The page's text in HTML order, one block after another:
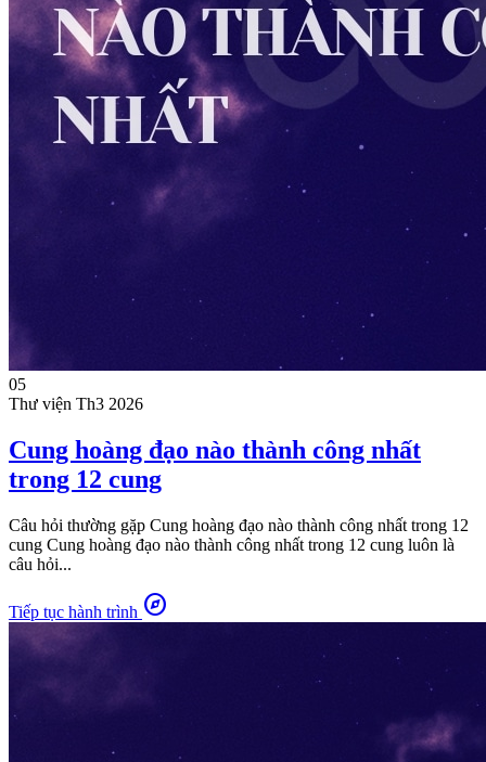
05
Thư viện Th3 2026
Cung hoàng đạo nào thành công nhất
trong 12 cung
Câu hỏi thường gặp Cung hoàng đạo nào thành công nhất trong 12
cung Cung hoàng đạo nào thành công nhất trong 12 cung luôn là
câu hỏi...
Tiếp tục hành trình explore